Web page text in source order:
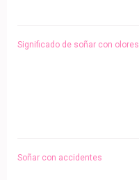
Significado de soñar con olores
Soñar con accidentes